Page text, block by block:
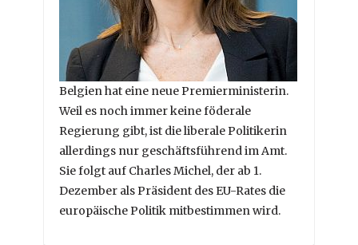
Belgien hat eine neue Premierministerin.
Weil es noch immer keine föderale
Regierung gibt, ist die liberale Politikerin
allerdings nur geschäftsführend im Amt.
Sie folgt auf Charles Michel, der ab 1.
Dezember als Präsident des EU-Rates die
europäische Politik mitbestimmen wird.